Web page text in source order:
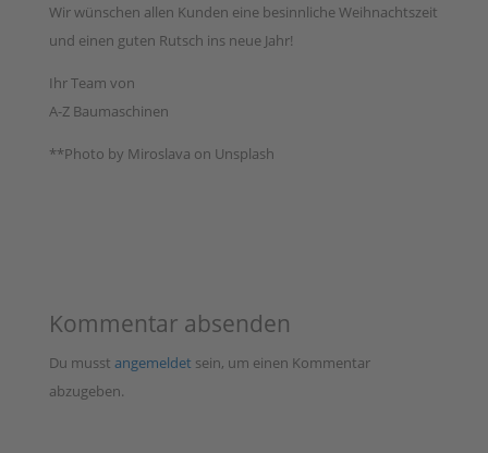
Wir wünschen allen Kunden eine besinnliche Weihnachtszeit
und einen guten Rutsch ins neue Jahr!
Ihr Team von
A-Z Baumaschinen
**Photo by Miroslava on Unsplash
Kommentar absenden
Du musst angemeldet sein, um einen Kommentar
abzugeben.